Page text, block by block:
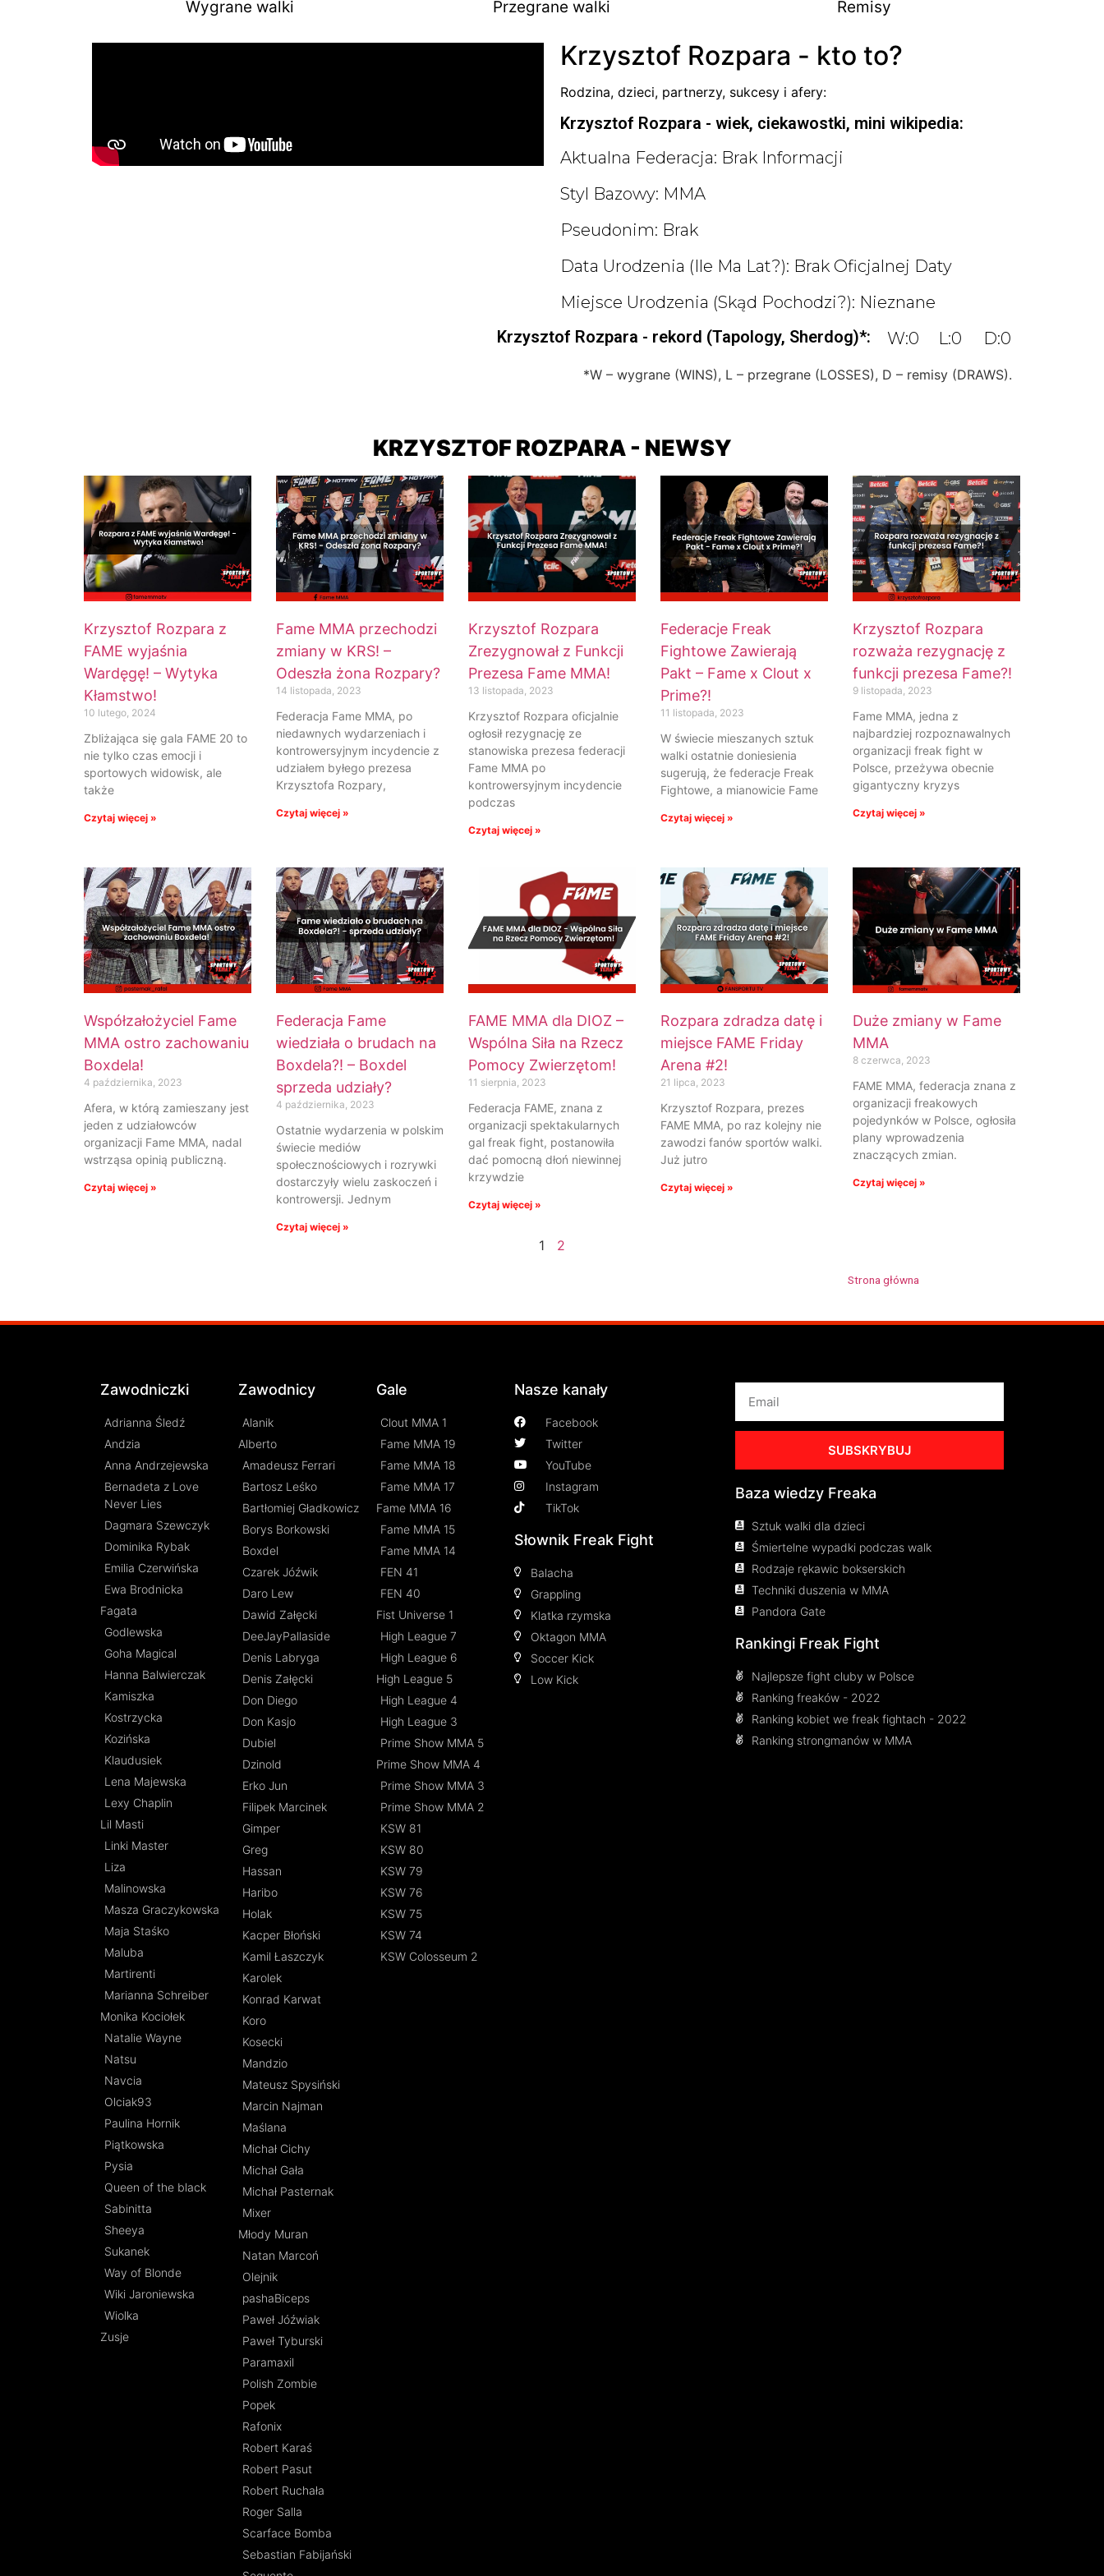
Wygrane walki Przegrane walki Remisy
Krzysztof Rozpara - kto to?
Rodzina, dzieci, partnerzy, sukcesy i afery:
Krzysztof Rozpara - wiek, ciekawostki, mini wikipedia:
Aktualna Federacja: Brak Informacji
Styl Bazowy: MMA
Pseudonim: Brak
Data Urodzenia (ile Ma Lat?): Brak Oficjalnej Daty
Miejsce Urodzenia (skąd Pochodzi?): Nieznane
Krzysztof Rozpara - rekord (Tapology, Sherdog)*:
W:0 L:0 D:0
*W – wygrane (WINS), L – przegrane (LOSSES), D – remisy (DRAWS).
KRZYSZTOF ROZPARA - NEWSY
Krzysztof Rozpara z
FAME wyjaśnia
Wardęgę! – Wytyka
Kłamstwo!
10 lutego, 2024
Zbliżająca się gala FAME 20 to
nie tylko czas emocji i
sportowych widowisk, ale
także
Czytaj więcej »
Fame MMA przechodzi
zmiany w KRS! –
Odeszła żona Rozpary?
14 listopada, 2023
Federacja Fame MMA, po
niedawnych wydarzeniach i
kontrowersyjnym incydencie z
udziałem byłego prezesa
Krzysztofa Rozpary,
Czytaj więcej »
Krzysztof Rozpara
Zrezygnował z Funkcji
Prezesa Fame MMA!
13 listopada, 2023
Krzysztof Rozpara oficjalnie
ogłosił rezygnację ze
stanowiska prezesa federacji
Fame MMA po
kontrowersyjnym incydencie
podczas
Czytaj więcej »
Federacje Freak
Fightowe Zawierają
Pakt – Fame x Clout x
Prime?!
11 listopada, 2023
W świecie mieszanych sztuk
walki ostatnie doniesienia
sugerują, że federacje Freak
Fightowe, a mianowicie Fame
Czytaj więcej »
Krzysztof Rozpara
rozważa rezygnację z
funkcji prezesa Fame?!
9 listopada, 2023
Fame MMA, jedna z
najbardziej rozpoznawalnych
organizacji freak fight w
Polsce, przeżywa obecnie
gigantyczny kryzys
Czytaj więcej »
Współzałożyciel Fame
MMA ostro zachowaniu
Boxdela!
4 października, 2023
Afera, w którą zamieszany jest
jeden z udziałowców
organizacji Fame MMA, nadal
wstrząsa opinią publiczną.
Czytaj więcej »
Federacja Fame
wiedziała o brudach na
Boxdela?! – Boxdel
sprzeda udziały?
4 października, 2023
Ostatnie wydarzenia w polskim
świecie mediów
społecznościowych i rozrywki
dostarczyły wielu zaskoczeń i
kontrowersji. Jednym
Czytaj więcej »
FAME MMA dla DIOZ –
Wspólna Siła na Rzecz
Pomocy Zwierzętom!
11 sierpnia, 2023
Federacja FAME, znana z
organizacji spektakularnych
gal freak fight, postanowiła
dać pomocną dłoń niewinnej
krzywdzie
Czytaj więcej »
Rozpara zdradza datę i
miejsce FAME Friday
Arena #2!
21 lipca, 2023
Krzysztof Rozpara, prezes
FAME MMA, po raz kolejny nie
zawodzi fanów sportów walki.
Już jutro
Czytaj więcej »
Duże zmiany w Fame
MMA
8 czerwca, 2023
FAME MMA, federacja znana z
organizacji freakowych
pojedynków w Polsce, ogłosiła
plany wprowadzenia
znaczących zmian.
Czytaj więcej »
1 2
Strona główna
Zawodniczki
Adrianna Śledź
Andzia
Anna Andrzejewska
Bernadeta z Love
Never Lies
Dagmara Szewczyk
Dominika Rybak
Emilia Czerwińska
Ewa Brodnicka
Fagata
Godlewska
Goha Magical
Hanna Balwierczak
Kamiszka
Kostrzycka
Kozińska
Klaudusiek
Lena Majewska
Lexy Chaplin
Lil Masti
Linki Master
Liza
Malinowska
Masza Graczykowska
Maja Staśko
Maluba
Martirenti
Marianna Schreiber
Monika Kociołek
Natalie Wayne
Natsu
Navcia
Olciak93
Paulina Hornik
Piątkowska
Pysia
Queen of the black
Sabinitta
Sheeya
Sukanek
Way of Blonde
Wiki Jaroniewska
Wiolka
Zusje
Zawodnicy
Alanik
Alberto
Amadeusz Ferrari
Bartosz Leśko
Bartłomiej Gładkowicz
Borys Borkowski
Boxdel
Czarek Jóźwik
Daro Lew
Dawid Załęcki
DeeJayPallaside
Denis Labryga
Denis Załęcki
Don Diego
Don Kasjo
Dubiel
Dzinold
Erko Jun
Filipek Marcinek
Gimper
Greg
Hassan
Haribo
Holak
Kacper Błoński
Kamil Łaszczyk
Karolek
Konrad Karwat
Koro
Kosecki
Mandzio
Mateusz Spysiński
Marcin Najman
Maślana
Michał Cichy
Michał Gała
Michał Pasternak
Mixer
Młody Muran
Natan Marcoń
Olejnik
pashaBiceps
Paweł Jóźwiak
Paweł Tyburski
Paramaxil
Polish Zombie
Popek
Rafonix
Robert Karaś
Robert Pasut
Robert Ruchała
Roger Salla
Scarface Bomba
Sebastian Fabijański
Gale
Clout MMA 1
Fame MMA 19
Fame MMA 18
Fame MMA 17
Fame MMA 16
Fame MMA 15
Fame MMA 14
FEN 41
FEN 40
Fist Universe 1
High League 7
High League 6
High League 5
High League 4
High League 3
Prime Show MMA 5
Prime Show MMA 4
Prime Show MMA 3
Prime Show MMA 2
KSW 81
KSW 80
KSW 79
KSW 76
KSW 75
KSW 74
KSW Colosseum 2
Nasze kanały
Facebook
Twitter
YouTube
Instagram
TikTok
Słownik Freak Fight
Balacha
Grappling
Klatka rzymska
Oktagon MMA
Soccer Kick
Low Kick
SUBSKRYBUJ
Baza wiedzy Freaka
Sztuk walki dla dzieci
Śmiertelne wypadki podczas walk
Rodzaje rękawic bokserskich
Techniki duszenia w MMA
Pandora Gate
Rankingi Freak Fight
Najlepsze fight cluby w Polsce
Ranking freaków - 2022
Ranking kobiet we freak fightach - 2022
Ranking strongmanów w MMA